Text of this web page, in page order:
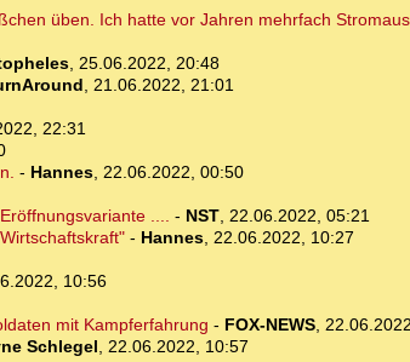
üben. Ich hatte vor Jahren mehrfach
, 25.06.2022, 20:48
, 21.06.2022, 21:01
22:31
- Hannes, 22.06.2022, 00:50
.... - NST, 22.06.2022, 05:21
- Hannes, 22.06.2022, 10:27
10:56
mit Kampferfahrung - FOX-NEWS,
Schlegel, 22.06.2022, 10:57